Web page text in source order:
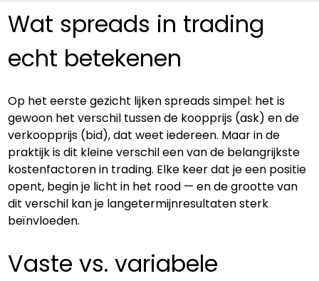
Wat spreads in trading
echt betekenen
Op het eerste gezicht lijken spreads simpel: het is
gewoon het verschil tussen de koopprijs (ask) en de
verkoopprijs (bid), dat weet iedereen. Maar in de
praktijk is dit kleine verschil een van de belangrijkste
kostenfactoren in trading. Elke keer dat je een positie
opent, begin je licht in het rood — en de grootte van
dit verschil kan je langetermijnresultaten sterk
beïnvloeden.
Vaste vs. variabele